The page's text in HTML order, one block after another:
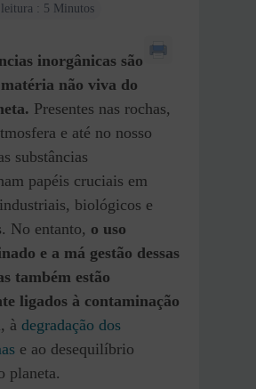
: 5 Minutos
inorgânicas são
não viva do
Presentes nas rochas,
e até no nosso
substâncias
papéis cruciais em
biológicos e
No entanto, o uso
e a má gestão dessas
também estão
ligados à contaminação
à degradação dos
e ao desequilíbrio
planeta.